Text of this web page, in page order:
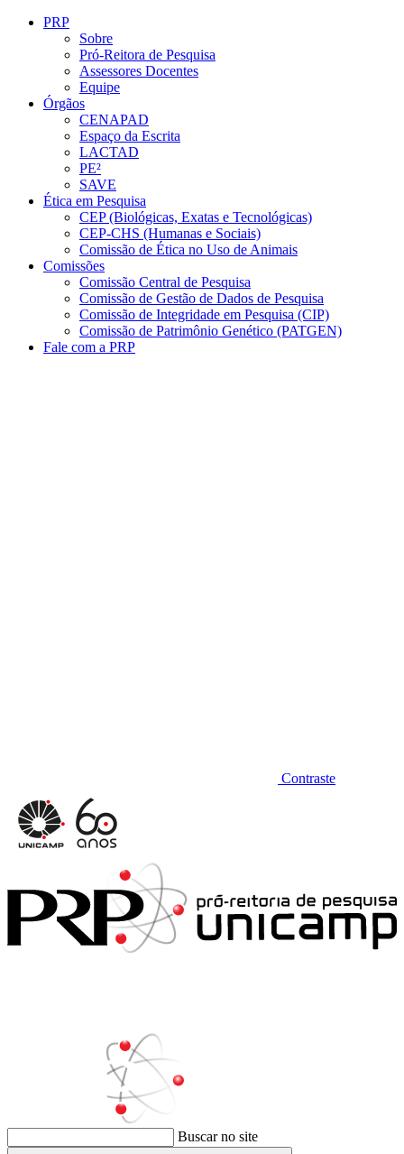
Conteúdo principal
PRP
Sobre
Pró-Reitora de Pesquisa
Assessores Docentes
Equipe
Órgãos
CENAPAD
Espaço da Escrita
LACTAD
PE²
SAVE
Ética em Pesquisa
CEP (Biológicas, Exatas e Tecnológicas)
CEP-CHS (Humanas e Sociais)
Comissão de Ética no Uso de Animais
Comissões
Comissão Central de Pesquisa
Comissão de Gestão de Dados de Pesquisa
Comissão de Integridade em Pesquisa (CIP)
Comissão de Patrimônio Genético (PATGEN)
Fale com a PRP
Contraste
Buscar no site